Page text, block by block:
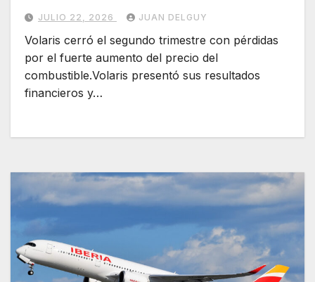
combustible
JULIO 22, 2026 JUAN DELGUY
Volaris cerró el segundo trimestre con pérdidas
por el fuerte aumento del precio del
combustible.Volaris presentó sus resultados
financieros y…